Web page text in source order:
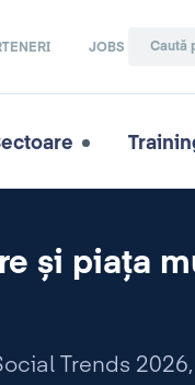
JOBS
și piața
Trends